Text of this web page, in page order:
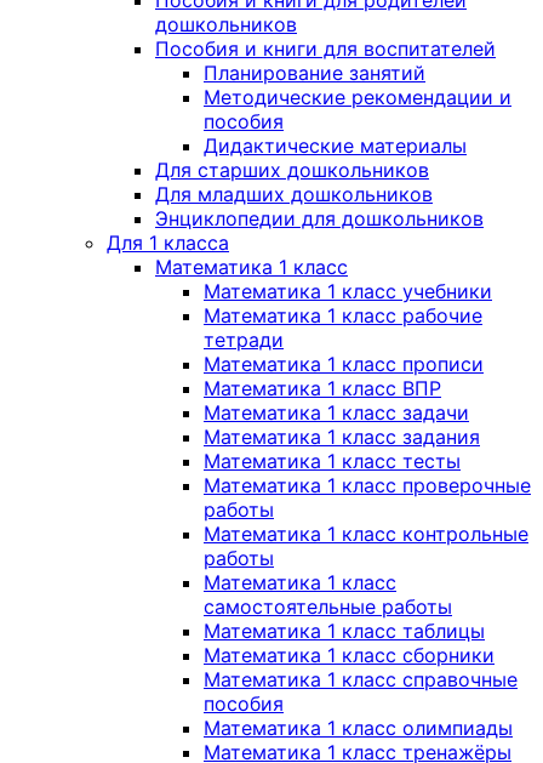
дошкольников
Пособия и книги для воспитателей
Планирование занятий
Методические рекомендации и
пособия
Дидактические материалы
Для старших дошкольников
Для младших дошкольников
Энциклопедии для дошкольников
Для 1 класса
Математика 1 класс
Математика 1 класс учебники
Математика 1 класс рабочие
тетради
Математика 1 класс прописи
Математика 1 класс ВПР
Математика 1 класс задачи
Математика 1 класс задания
Математика 1 класс тесты
Математика 1 класс проверочные
работы
Математика 1 класс контрольные
работы
Математика 1 класс
самостоятельные работы
Математика 1 класс таблицы
Математика 1 класс сборники
Математика 1 класс справочные
пособия
Математика 1 класс олимпиады
Математика 1 класс тренажёры